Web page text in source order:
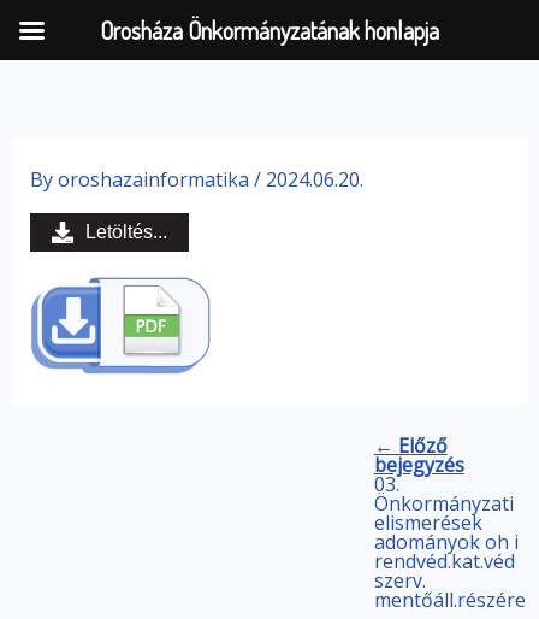
content
Byoroshazainformatika / 2024.06.20.
Letöltés...
← Előző
bejegyzés
03.
Önkormányzati
elismerések
adományok oh i
rendvéd.kat.véd
szerv.
mentőáll.részére
Orosháza Önkormányzatának honlapja